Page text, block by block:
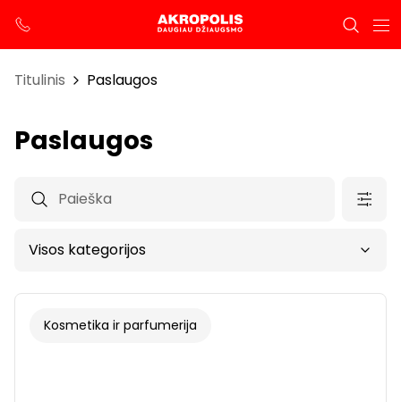
Titulinis Paslaugos
Paslaugos
Kosmetika ir parfumerija